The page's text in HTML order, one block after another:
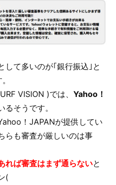
して多いのが｢銀行振込｣と
VISION )では、 Yahoo！
るそうです。
！JAPANが提供してい
らも審査が厳しいのは事
れば審査はまず通らないと
(